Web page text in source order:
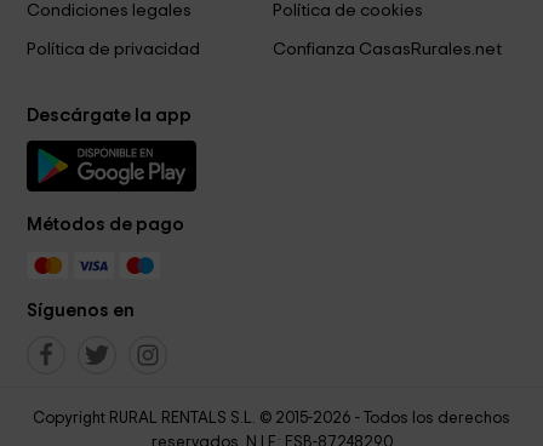
Condiciones legales
Política de cookies
Política de privacidad Confianza CasasRurales.net
Descárgate la app
Métodos de pago
Síguenos en
Copyright RURAL RENTALS S.L. © 2015-2026 - Todos los derechos
reservados. N.I.F.: ESB-87248290